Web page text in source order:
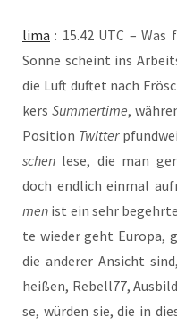
lima : 15.42 UTC –
Son­ne scheint ins
die Luft duf­tet nach
kers Sum­mer­ti­me,
Posi­ti­on Twit­ter
schen lese, die man
doch end­lich ein­mal
men ist ein sehr
te wie­der geht Euro­pa,
die ande­rer Ansicht
hei­ßen, Rebell77,
se, wür­den sie, die in